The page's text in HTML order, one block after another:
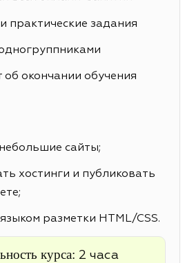
практические задания
об окончании обучения
сайты;
хостинги и публиковать
разметки HTML/CSS.
курса: 2 часа